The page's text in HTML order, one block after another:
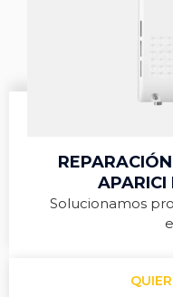
APARICI
Solucionamos